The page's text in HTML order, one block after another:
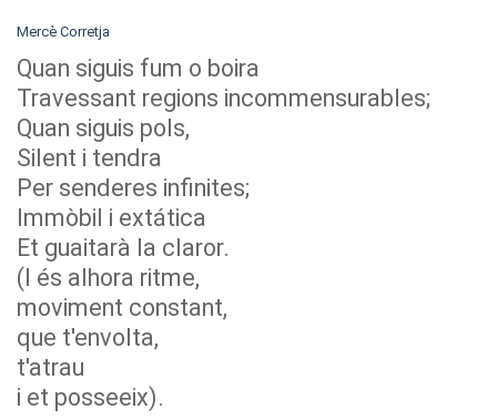
Mercè Corretja
Quan siguis fum o boira
Travessant regions incommensurables;
Quan siguis pols,
Silent i tendra
Per senderes infinites;
Immòbil i extática
Et guaitarà la claror.
(I és alhora ritme,
moviment constant,
que t'envolta,
t'atrau
i et posseeix).